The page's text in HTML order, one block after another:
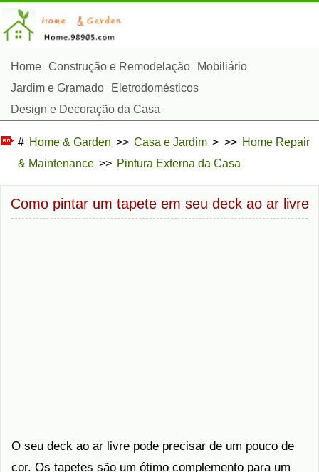
Home Construção e Remodelação
Mobiliário
Jardim e Gramado
Eletrodomésticos
Design e Decoração da Casa
Paisagismo e Construção Externa
# Home & Garden >> Casa e Jardim > >> Home Repair
& Maintenance >> Pintura Externa da Casa
Como pintar um tapete em seu deck ao ar livre
O seu deck ao ar livre pode precisar de um pouco de
cor. Os tapetes são um ótimo complemento para um